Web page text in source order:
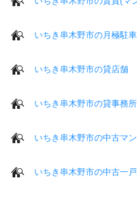
いちき串木野市の月極駐
いちき串木野市の貸店舗
いちき串木野市の貸事務所
いちき串木野市の中古マ
いちき串木野市の中古一